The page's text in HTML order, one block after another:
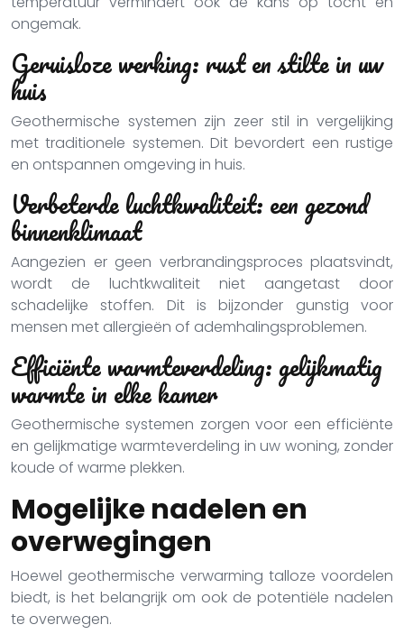
ongemak.
Geruisloze werking: rust en stilte in uw
huis
Geothermische systemen zijn zeer stil in vergelijking
met traditionele systemen. Dit bevordert een rustige
en ontspannen omgeving in huis.
Verbeterde luchtkwaliteit: een gezond
binnenklimaat
Aangezien er geen verbrandingsproces plaatsvindt,
wordt de luchtkwaliteit niet aangetast door
schadelijke stoffen. Dit is bijzonder gunstig voor
mensen met allergieën of ademhalingsproblemen.
Efficiënte warmteverdeling: gelijkmatig
warmte in elke kamer
Geothermische systemen zorgen voor een efficiënte
en gelijkmatige warmteverdeling in uw woning, zonder
koude of warme plekken.
Mogelijke nadelen en
overwegingen
Hoewel geothermische verwarming talloze voordelen
biedt, is het belangrijk om ook de potentiële nadelen
te overwegen.